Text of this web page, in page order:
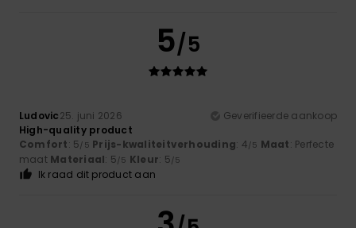
5/5
Ludovic25. juni 2026
Geverifieerde aankoop
High-quality product
Comfort: 5/5 Prijs-kwaliteitverhouding: 4/5 Maat: Perfecte
maat Materiaal: 5/5 Kleur: 5/5
Ik raad dit product aan